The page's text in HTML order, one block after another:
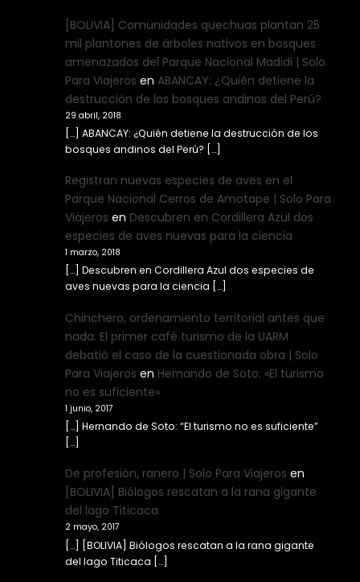
[BOLIVIA] Comunidades quechuas plantan 25
mil plantones de árboles nativos en bosques
amenazados del Parque Nacional Madidi | Solo
Para Viajeros en ABANCAY: ¿Quién detiene la
destrucción de los bosques andinos del Perú?
29 abril, 2018
[…] ABANCAY: ¿Quién detiene la destrucción de los
bosques andinos del Perú? […]
Registran nuevas especies de aves en el
Parque Nacional Cerros de Amotape | Solo Para
Viajeros en Descubren en Cordillera Azul dos
especies de aves nuevas para la ciencia
1 marzo, 2018
[…] Descubren en Cordillera Azul dos especies de
aves nuevas para la ciencia […]
Chinchero, ordenamiento territorial antes que
nada. El primer café turismo de la UARM
debatió el caso de la cuestionada obra | Solo
Para Viajeros en Hernando de Soto: «El turismo
no es suficiente»
1 junio, 2017
[…] Hernando de Soto: “El turismo no es suficiente”
[…]
De profesión, ranero | Solo Para Viajeros en
[BOLIVIA] Biólogos rescatan a la rana gigante
del lago Titicaca
2 mayo, 2017
[…] [BOLIVIA] Biólogos rescatan a la rana gigante
del lago Titicaca […]